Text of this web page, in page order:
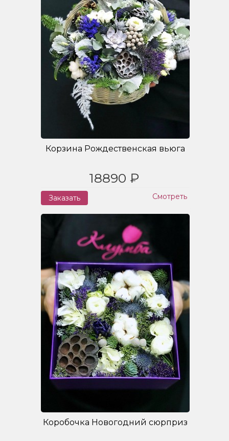
Корзина Рождественская вьюга
18890 ₽
Заказать Смотреть
Коробочка Новогодний сюрприз